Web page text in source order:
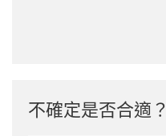
不確定是否合適？